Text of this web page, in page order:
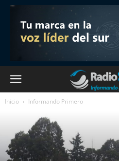
Inicio Informando Primero